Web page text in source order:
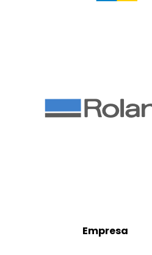
Empresa